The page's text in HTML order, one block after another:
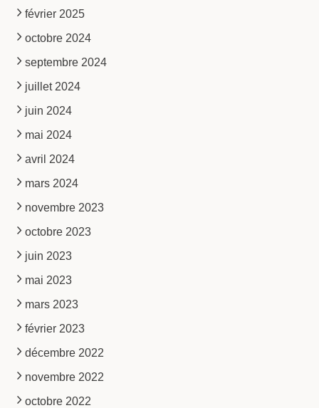
février 2025
octobre 2024
septembre 2024
juillet 2024
juin 2024
mai 2024
avril 2024
mars 2024
novembre 2023
octobre 2023
juin 2023
mai 2023
mars 2023
février 2023
décembre 2022
novembre 2022
octobre 2022